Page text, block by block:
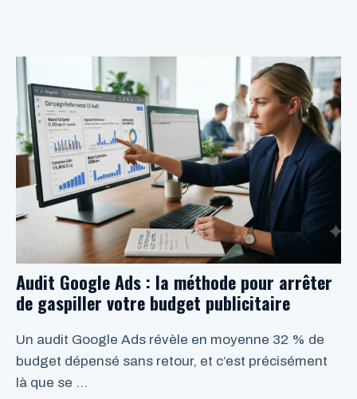
Audit Google Ads : la méthode pour arrêter
de gaspiller votre budget publicitaire
Un audit Google Ads révèle en moyenne 32 % de
budget dépensé sans retour, et c’est précisément
là que se …